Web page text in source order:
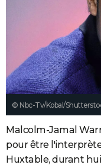
© Nbc-Tv/Kobal/
Malcolm-Jamal
pour être
Huxtable, durant